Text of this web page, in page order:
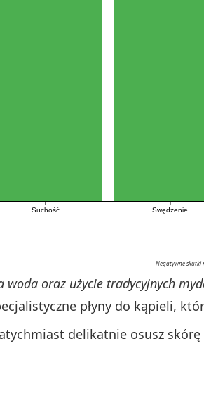
Suchość Swędzenie
Negatywne skutki
woda oraz użycie tradycyjnych
płyny do kąpieli,
delikatnie osusz